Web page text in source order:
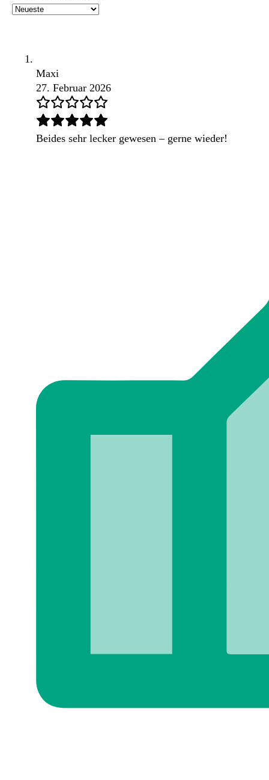
Maxi
27. Februar 2026
Beides sehr lecker gewesen – gerne wieder!